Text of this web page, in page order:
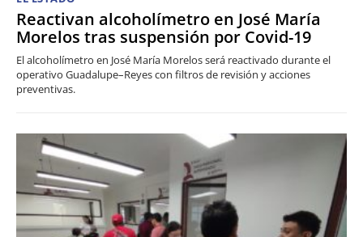
Reactivan alcoholímetro en José María
Morelos tras suspensión por Covid-19
El alcoholímetro en José María Morelos será reactivado durante el
operativo Guadalupe–Reyes con filtros de revisión y acciones
preventivas.